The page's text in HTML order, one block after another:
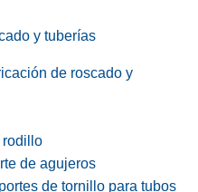
y tuberías
de roscado y
rodillo
de agujeros
de tornillo para tubos